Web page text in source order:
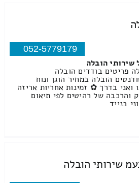
052-5779179
שירותי הובלה
פריטים בודדים הובלה
הובלה במחיר הוגן ונוח
ואני בדרך ✿ זמינות אחריות אריזה
והרכבה של רהיטים לפי תיאום
בנייד
שירותי הובלה